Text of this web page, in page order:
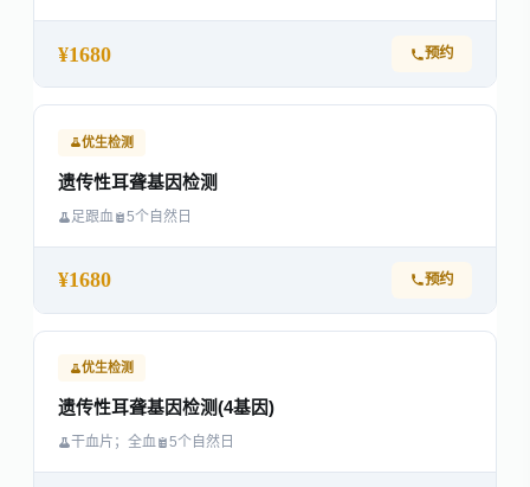
¥1680 预约
优生检测
遗传性耳聋基因检测
足跟血 5个自然日
¥1680 预约
优生检测
遗传性耳聋基因检测(4基因)
干血片；全血 5个自然日